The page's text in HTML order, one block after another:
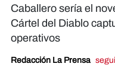
Caballero sería el
Cártel del Diablo
operativos
Redacción La Prensa